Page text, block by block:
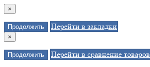
×
Продолжить Перейти в закладки
×
Продолжить
Перейти в сравнение товаров